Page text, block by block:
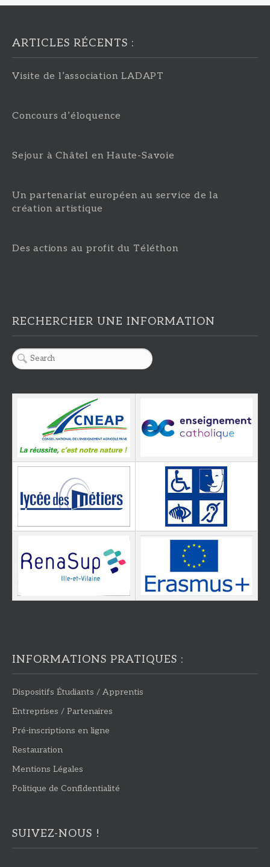
ARTICLES RÉCENTS :
Visite de l’association LADAPT
Concours d’éloquence
Sejour à Châtel en Haute-Savoie
Un partenariat européen au service de la
création artistique
Des actions au profit du Téléthon
RECHERCHER UNE INFORMATION
INFORMATIONS PRATIQUES :
Dispositifs Étudiants / Apprentis
Entreprises / Partenaires
Pré-inscriptions en ligne
Restauration
Mentions Légales
Politique de Confidentialité
SUIVEZ-NOUS !